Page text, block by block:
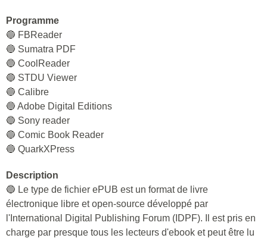
Programme
🔵 FBReader
🔵 Sumatra PDF
🔵 CoolReader
🔵 STDU Viewer
🔵 Calibre
🔵 Adobe Digital Editions
🔵 Sony reader
🔵 Comic Book Reader
🔵 QuarkXPress
Description
🔵 Le type de fichier ePUB est un format de livre
électronique libre et open-source développé par
l'International Digital Publishing Forum (IDPF). Il est pris en
charge par presque tous les lecteurs d'ebook et peut être lu